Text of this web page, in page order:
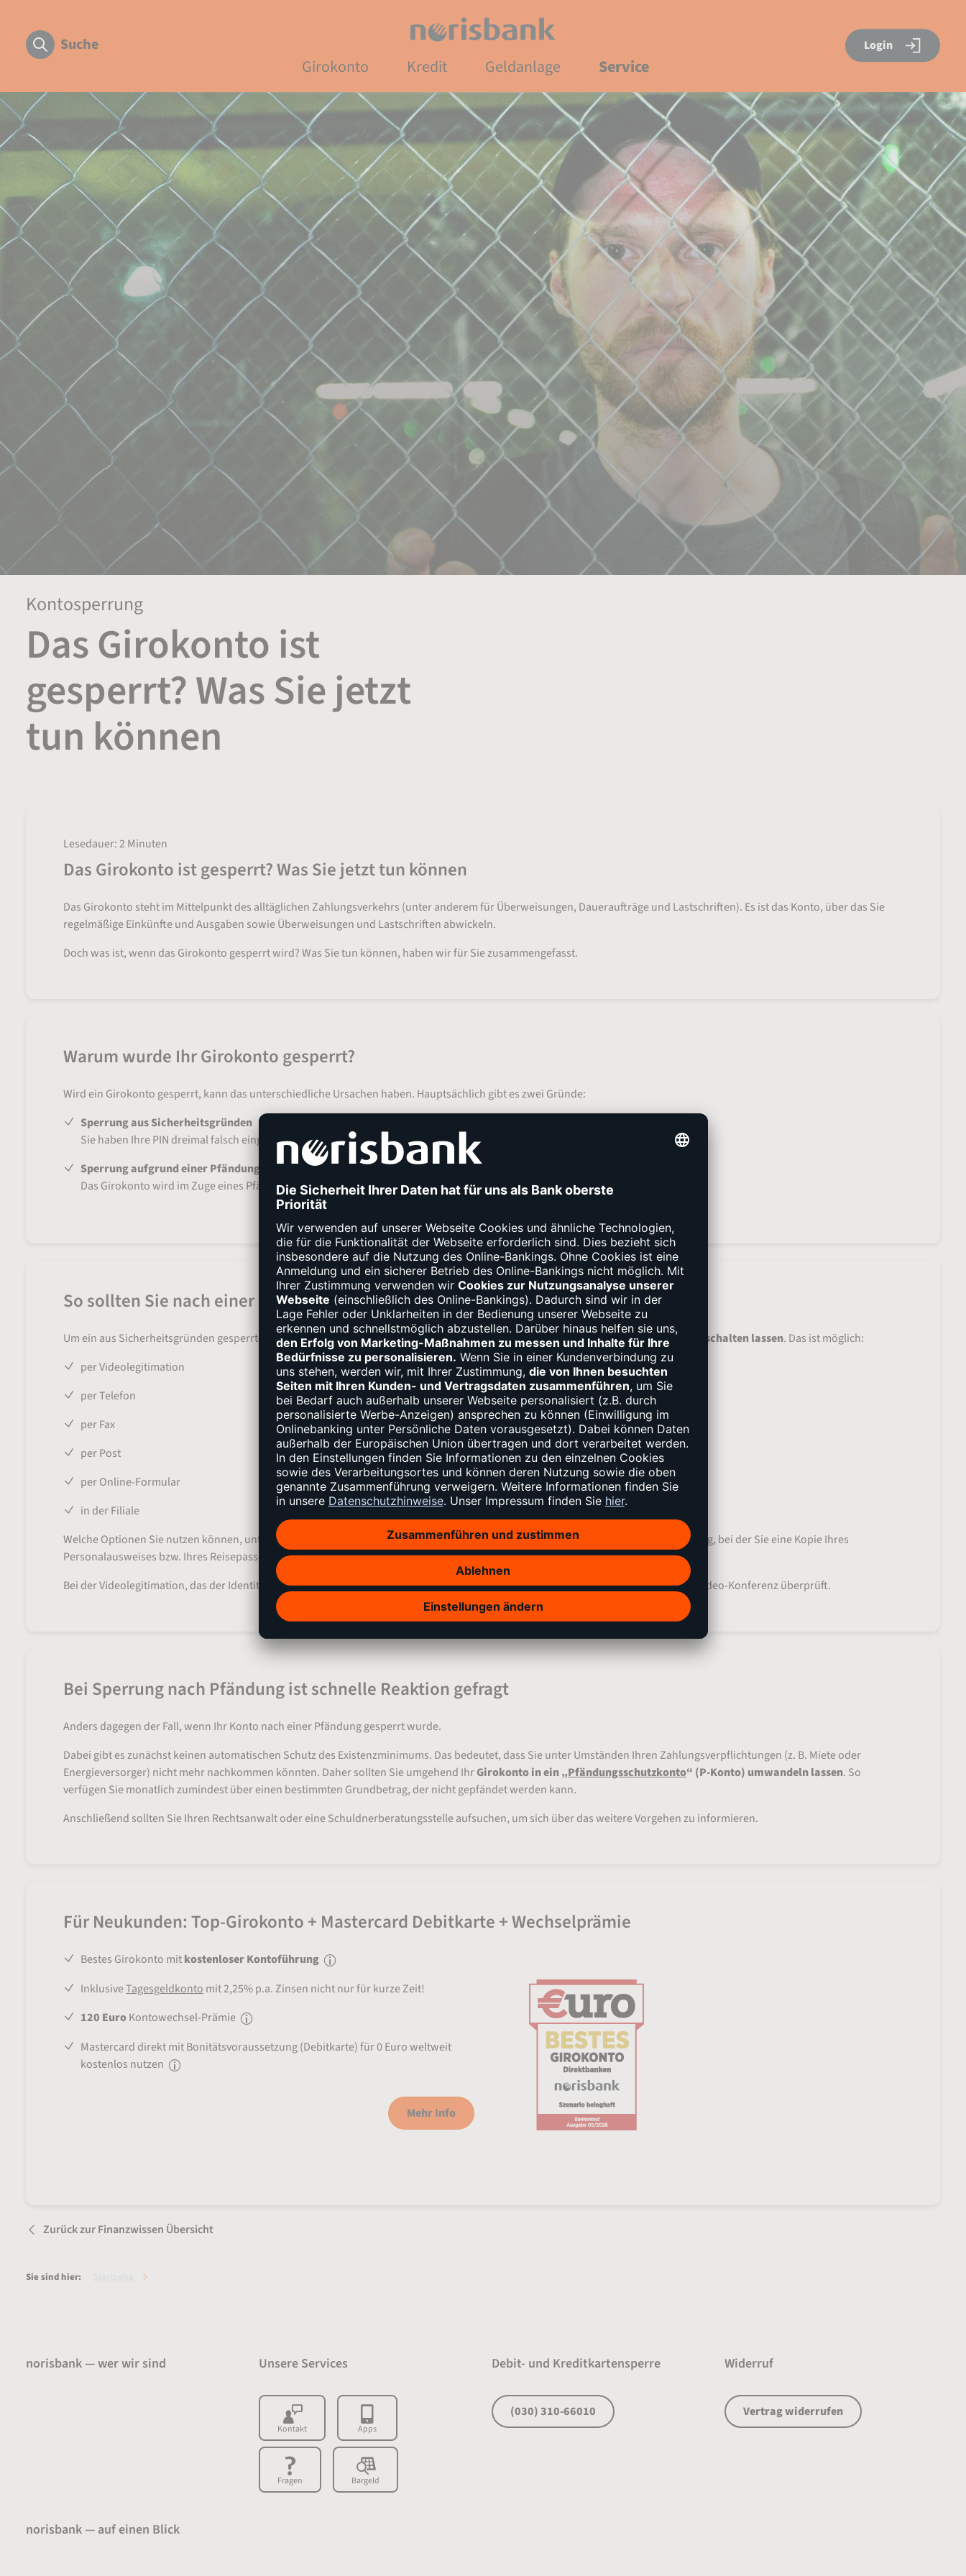
Direkt zur Hauptnavigation (Enter drücken)
Direkt zum Hauptinhalt (Enter drücken)
Suche
Girokonto Kredit Geldanlage Service
Login
Weiter
Kontosperrung
Das Girokonto ist
gesperrt? Was Sie jetzt
tun können
Lesedauer: 2 Minuten
Das Girokonto ist gesperrt? Was Sie jetzt tun können
Das Girokonto steht im Mittelpunkt des alltäglichen Zahlungsverkehrs (unter anderem für Überweisungen, Daueraufträge und Lastschriften). Es ist das Konto, über das Sie
regelmäßige Einkünfte und Ausgaben sowie Überweisungen und Lastschriften abwickeln.
Doch was ist, wenn das Girokonto gesperrt wird? Was Sie tun können, haben wir für Sie zusammengefasst.
Warum wurde Ihr Girokonto gesperrt?
Wird ein Girokonto gesperrt, kann das unterschiedliche Ursachen haben. Hauptsächlich gibt es zwei Gründe:
Sperrung aus Sicherheitsgründen
Sie haben Ihre PIN dreimal falsch eingegeben oder Unbefugte haben versucht, sich Zugang zu Ihrem Konto zu verschaffen.
Sperrung aufgrund einer Pfändung
Das Girokonto wird im Zuge eines Pfändungs- und Überweisungsbeschlusses gesperrt, um bestehende Schulden zu begleichen.
So sollten Sie nach einer Sperrung aus Sicherheitsgründen vorgehen
Um ein aus Sicherheitsgründen gesperrtes Konto wieder nutzen zu können, müssen Sie es von der entsprechenden Bank wieder freischalten lassen. Das ist möglich:
per Videolegitimation
per Telefon
per Fax
per Post
per Online-Formular
in der Filiale
Welche Optionen Sie nutzen können, unterscheidet sich von Bank zu Bank. Unter Umständen ist eineerneute Legitimation
notwendig, bei der Sie eine Kopie Ihres
Personalausweises bzw. Ihres Reisepasses einreichen müssen.
Bei der Videolegitimation, das der Identitätsprüfung im Zuge der Kontoeröffnung ähnelt, wird Ihr Ausweisdokument während einer Video-Konferenz überprüft.
Bei Sperrung nach Pfändung ist schnelle Reaktion gefragt
Anders dagegen der Fall, wenn Ihr Konto nach einer Pfändung gesperrt wurde.
Dabei gibt es zunächst keinen automatischen Schutz des Existenzminimums. Das bedeutet, dass Sie unter Umständen Ihren Zahlungsverpflichtungen (z. B. Miete oder
Energieversorger) nicht mehr nachkommen könnten. Daher sollten Sie umgehend IhrGirokonto in ein „Pfändungsschutzkonto“ (P-Konto) umwandeln lassen. So
verfügen Sie monatlich zumindest über einen bestimmten Grundbetrag, der nicht gepfändet werden kann.
Anschließend sollten Sie Ihren Rechtsanwalt oder eine Schuldnerberatungsstelle aufsuchen, um sich über das weitere Vorgehen zu informieren.
Für Neukunden: Top-Girokonto + Mastercard Debitkarte + Wechselprämie
Bestes Girokonto mitkostenloser Kontoführung
InklusiveTagesgeldkonto mit 2,25% p.a. Zinsen nicht nur für kurze Zeit!
120 EuroKontowechsel-Prämie
Mastercard direkt mit Bonitätsvoraussetzung (Debitkarte) für 0 Euro weltweit
kostenlos nutzen
Mehr Info
Zurück zur Finanzwissen Übersicht
Sie sind hier:
norisbank — wer wir sind Unsere Services
Kontakt Apps
Fragen Bargeld
Debit- und Kreditkartensperre
(030) 310-66010
Widerruf
Vertrag widerrufen
norisbank — auf einen Blick